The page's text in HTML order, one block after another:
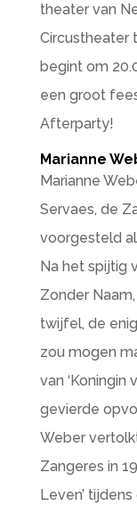
theater van
Circustheater
begint om
een groot
Afterparty!
Marianne
Marianne
Servaes, de
voorgesteld
Na het spijtig
Zonder
twijfel, de
zou mogen
van ‘Koningin
gevierde
Weber
Zangeres in
Leven’